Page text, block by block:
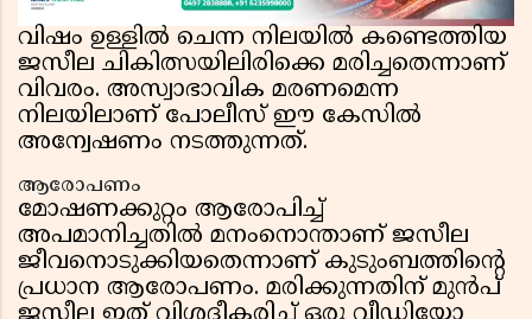
വിഷം ഉള്ളിൽ ചെന്ന നിലയിൽ കണ്ടെത്തിയ
ജസീല ചികിത്സയിലിരിക്കെ മരിച്ചതെന്നാണ്
വിവരം. അസ്വാഭാവിക മരണമെന്ന
നിലയിലാണ് പോലീസ് ഈ കേസിൽ
അന്വേഷണം നടത്തുന്നത്.
ആരോപണം
മോഷണക്കുറ്റം ആരോപിച്ച്
അപമാനിച്ചതിൽ മനംനൊന്താണ് ജസീല
ജീവനൊടുക്കിയതെന്നാണ് കുടുംബത്തിന്റെ
പ്രധാന ആരോപണം. മരിക്കുന്നതിന് മുൻപ്